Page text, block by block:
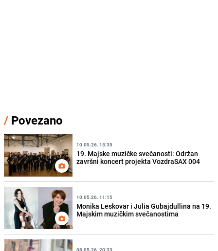
/ Povezano
10.05.26. 15:35
19. Majske muzičke svečanosti: Održan
završni koncert projekta VozdraSAX 004
10.05.26. 11:15
Monika Leskovar i Julia Gubajdullina na 19.
Majskim muzičkim svečanostima